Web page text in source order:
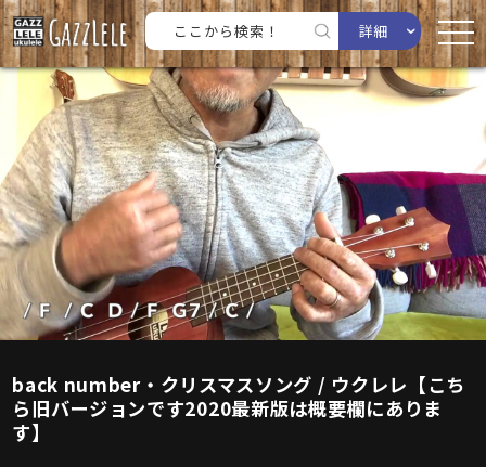
詳細
back number・クリスマスソング / ウクレレ【こち
ら旧バージョンです2020最新版は概要欄にありま
す】